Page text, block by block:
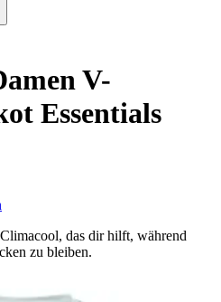
V-
Essentials
das dir hilft, während
zu bleiben.